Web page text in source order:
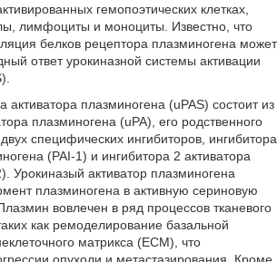
гемопоэтических клетках,
лимфоциты и моноциты. Известно, что
белков рецептора плазминогена может
ответ урокиназной системы активации
активатора плазминогена (uPAS) состоит из
плазминогена (uPA), его родственного
специфических ингибиторов, ингибитора
(PAI-1) и ингибитора 2 активатора
Урокиназый активатор плазминогена
плазминогена в активную сериновую
вовлечен в ряд процессов тканевого
как ремоделирование базальной
матрикса (ECM), что